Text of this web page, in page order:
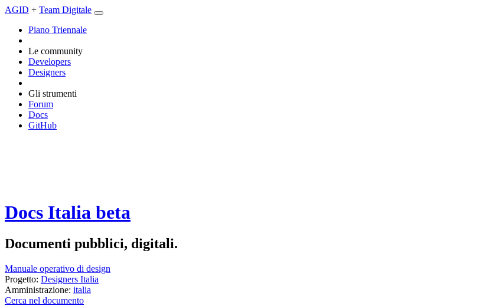
AGID + Team Digitale
Piano Triennale
Le community
Developers
Designers
Gli strumenti
Forum
Docs
GitHub
Docs Italia beta
Documenti pubblici, digitali.
Manuale operativo di design
Progetto: Designers Italia
Amministrazione: italia
Cerca nel documento